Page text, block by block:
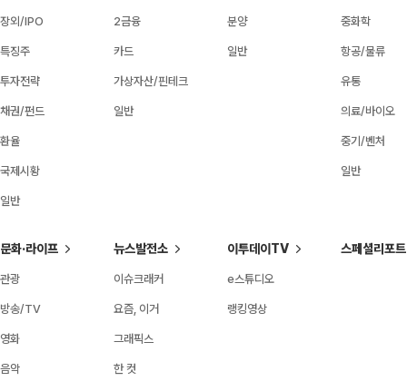
장외/IPO
특징주
투자전략
채권/펀드
환율
국제시황
일반
2금융
카드
가상자산/핀테크
일반
분양
일반
중화학
항공/물류
유통
의료/바이오
중기/벤처
일반
문화·라이프
관광
방송/TV
영화
음악
뉴스발전소
이슈크래커
요즘, 이거
그래픽스
한 컷
이투데이TV
e스튜디오
랭킹영상
스페셜리포트